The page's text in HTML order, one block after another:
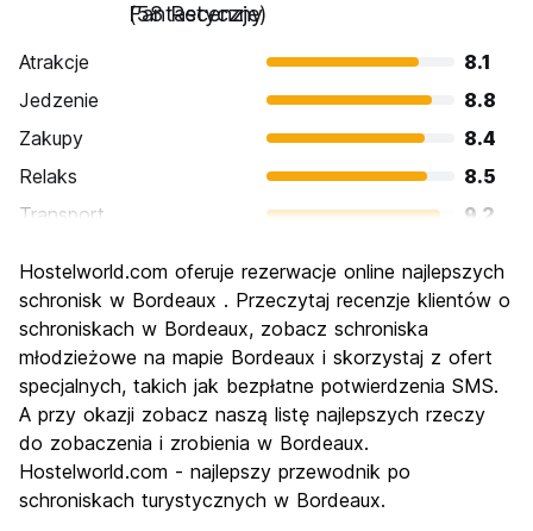
Fantastyczny
(58 Recenzje)
Atrakcje
8.1
Jedzenie
8.8
Zakupy
8.4
Relaks
8.5
Transport
9.2
Kultura
8.8
Imprezy
Najlepsza wartość
7.9
Hostelworld.com oferuje rezerwacje online najlepszych
schronisk w Bordeaux . Przeczytaj recenzje klientów o
schroniskach w Bordeaux, zobacz schroniska
młodzieżowe na mapie Bordeaux i skorzystaj z ofert
specjalnych, takich jak bezpłatne potwierdzenia SMS.
A przy okazji zobacz naszą listę najlepszych rzeczy
do zobaczenia i zrobienia w Bordeaux.
Hostelworld.com - najlepszy przewodnik po
schroniskach turystycznych w Bordeaux.